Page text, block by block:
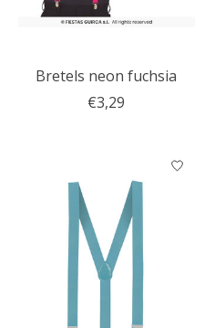
Bretels neon fuchsia
€3,29